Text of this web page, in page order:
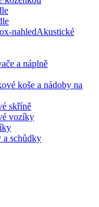
Akustické
a náplně
koše a nádoby na
skříně
vozíky
a schůdky